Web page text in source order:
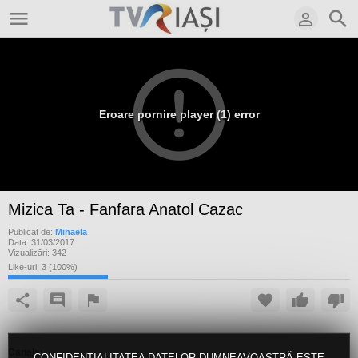
Eroare pornire player (1) error
Mizica Ta - Fanfara Anatol Cazac
Publicat de: Mihaela
Data: 31/03/2017
Vizualizări: 342
Like-uri: 3 (100%)
Canale: